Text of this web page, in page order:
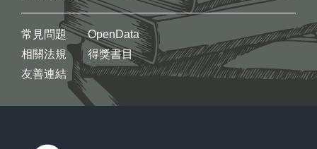
常見問題
相關法規
友善連結
OpenData
得獎書目